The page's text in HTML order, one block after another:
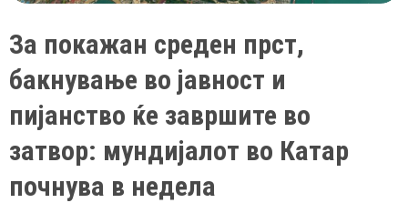
За покажан среден прст,
бакнување во јавност и
пијанство ќе завршите во
затвор: мундијалот во Катар
почнува в недела